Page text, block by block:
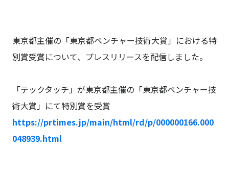
東京都主催の「東京都ベンチャー技術大賞」における特
別賞受賞について、プレスリリースを配信しました。
「テックタッチ」が東京都主催の「東京都ベンチャー技
術大賞」にて特別賞を受賞
https://prtimes.jp/main/html/rd/p/000000166.000
048939.html